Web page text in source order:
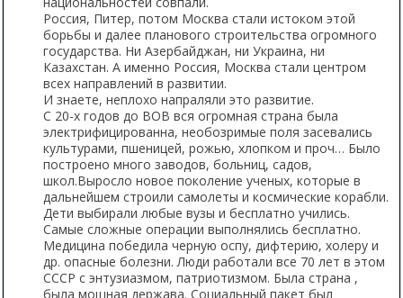
Россия, Питер, потом Москва стали истоком этой
борьбы и далее планового строительства огромного
государства. Ни Азербайджан, ни Украина, ни
Казахстан. А именно Россия, Москва стали центром
всех направлений в развитии.
И знаете, неплохо напраляли это развитие.
С 20-х годов до ВОВ вся огромная страна была
электрифицированна, необозримые поля засевались
культурами, пшеницей, рожью, хлопком и проч… Было
построено много заводов, больниц, садов,
школ.Выросло новое поколение ученых, которые в
дальнейшем строили самолеты и космические корабли.
Дети выбирали любые вузы и бесплатно учились.
Самые сложные операции выполнялись бесплатно.
Медицина победила черную оспу, дифтерию, холеру и
др. опасные болезни. Люди работали все 70 лет в этом
СССР с энтузиазмом, патриотизмом. Была страна ,
была мощная держава. Социальный пакет был